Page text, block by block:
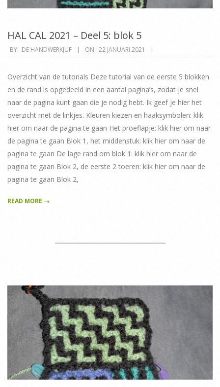
HAL CAL 2021 – Deel 5: blok 5
2021-
01-
22
BY: DE HANDWERKJUF ON: 22 JANUARI 2021
Overzicht van de tutorials Deze tutorial van de eerste 5 blokken
en de rand is opgedeeld in een aantal pagina’s, zodat je snel
naar de pagina kunt gaan die je nodig hebt. Ik geef je hier het
overzicht met de linkjes. Kleuren kiezen en haaksymbolen: klik
hier om naar de pagina te gaan Het proeflapje: klik hier om naar
de pagina te gaan Blok 1, het middenstuk: klik hier om naar de
pagina te gaan De lage rand om blok 1: klik hier om naar de
pagina te gaan Blok 2, de eerste 2 toeren: klik hier om naar de
pagina te gaan Blok 2,
READ MORE →